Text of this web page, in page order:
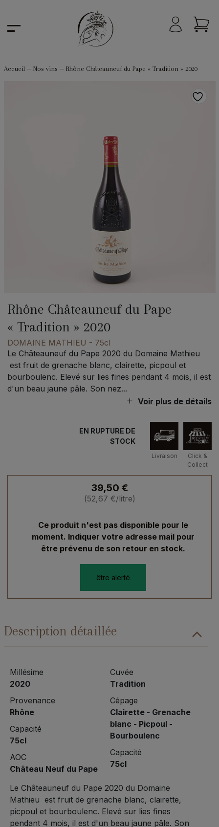
Accueil— Nos vins — Rhône Châteauneuf du Pape « Tradition » 2020
Rhône Châteauneuf du Pape
« Tradition » 2020
DOMAINE MATHIEU - 75cl
Le Châteauneuf du Pape 2020 du Domaine Mathieu
est fruit de grenache blanc, clairette, picpoul et
bourboulenc. Elevé sur lies fines pendant 4 mois, il est
d'un beau jaune pâle. Son nez...
Voir plus de détails
EN RUPTURE DE
STOCK
Livraison
Click &
Collect
39,50 €
(52,67 €/litre)
Ce produit n'est pas disponible pour le
moment. Indiquer votre adresse mail pour
être prévenu de son retour en stock.
être alerté
Description détaillée
Millésime
2020
Provenance
Rhône
Capacité
75cl
AOC
Château Neuf du Pape
Cuvée
Tradition
Cépage
Clairette - Grenache
blanc - Picpoul -
Bourboulenc
Capacité
75cl
Le Châteauneuf du Pape 2020 du Domaine
Mathieu est fruit de grenache blanc, clairette,
picpoul et bourboulenc. Elevé sur lies fines
pendant 4 mois, il est d'un beau jaune pâle. Son